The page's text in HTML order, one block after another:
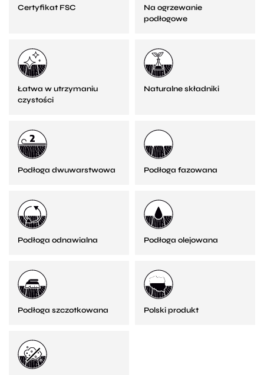
Certyfikat FSC
Na ogrzewanie
podłogowe
Łatwa w utrzymaniu
czystości
Naturalne składniki
Podłoga dwuwarstwowa Podłoga fazowana
Podłoga odnawialna Podłoga olejowana
Podłoga szczotkowana Polski produkt